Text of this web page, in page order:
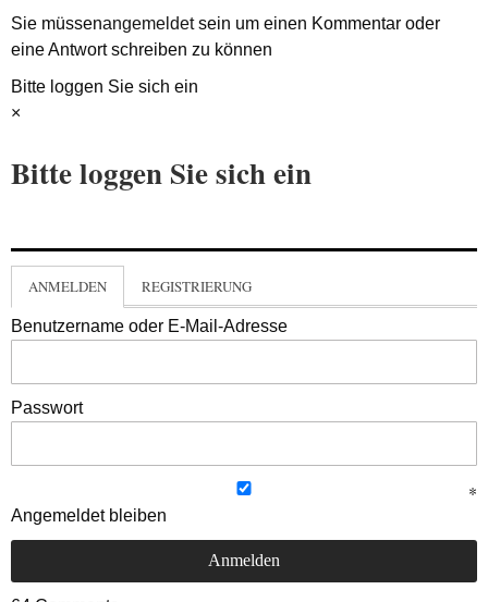
Sie müssenangemeldetsein um einen Kommentar oder
eine Antwort schreiben zu können
Bitte loggen Sie sich ein
×
Bitte loggen Sie sich ein
ANMELDEN REGISTRIERUNG
Benutzername oder E-Mail-Adresse
Passwort
Angemeldet bleiben